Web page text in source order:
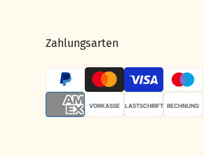
Zahlungsarten
VORKASSE LASTSCHRIFT RECHNUNG